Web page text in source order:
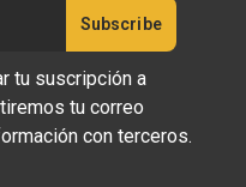
tu suscripción a
tu correo
con terceros.